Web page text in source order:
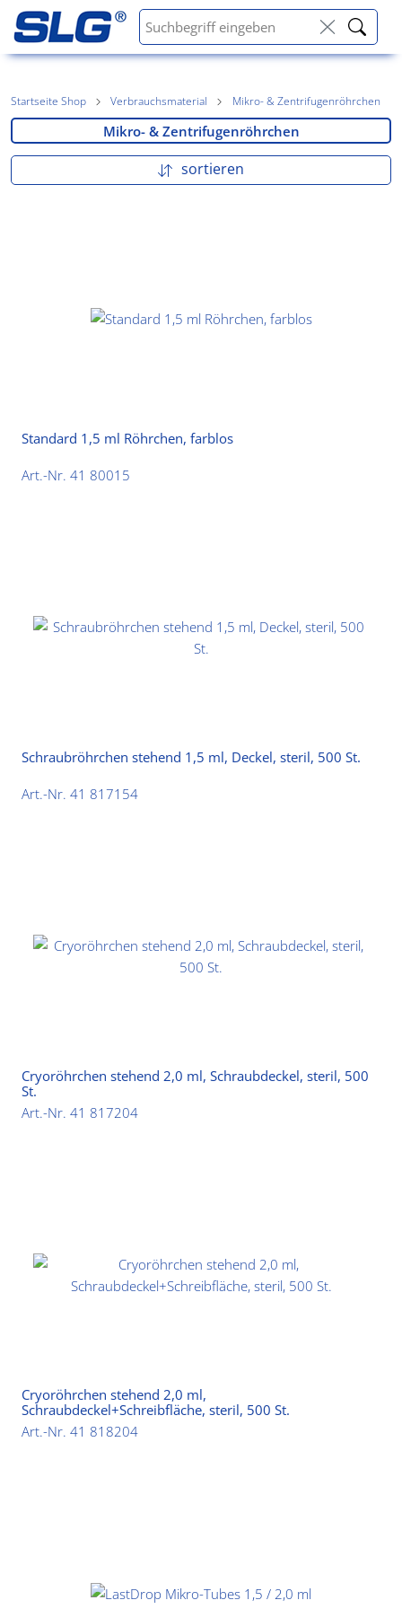
Startseite Shop Verbrauchsmaterial Mikro- & Zentrifugenröhrchen
Mikro- & Zentrifugenröhrchen
sortieren
Standard 1,5 ml Röhrchen, farblos
Art.-Nr. 41 80015
Schraubröhrchen stehend 1,5 ml, Deckel, steril, 500 St.
Art.-Nr. 41 817154
Cryoröhrchen stehend 2,0 ml, Schraubdeckel, steril, 500
St.
Art.-Nr. 41 817204
Cryoröhrchen stehend 2,0 ml,
Schraubdeckel+Schreibfläche, steril, 500 St.
Art.-Nr. 41 818204